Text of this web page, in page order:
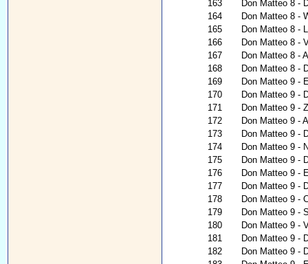
163
Don Matteo 8 -
164
Don Matteo 8 -
165
Don Matteo 8 -
166
Don Matteo 8 -
167
Don Matteo 8 -
168
Don Matteo 8 -
169
Don Matteo 9 -
170
Don Matteo 9 -
171
Don Matteo 9 -
172
Don Matteo 9 -
173
Don Matteo 9 -
174
Don Matteo 9 -
175
Don Matteo 9 -
176
Don Matteo 9 -
177
Don Matteo 9 -
178
Don Matteo 9 -
179
Don Matteo 9 -
180
Don Matteo 9 -
181
Don Matteo 9 -
182
Don Matteo 9 -